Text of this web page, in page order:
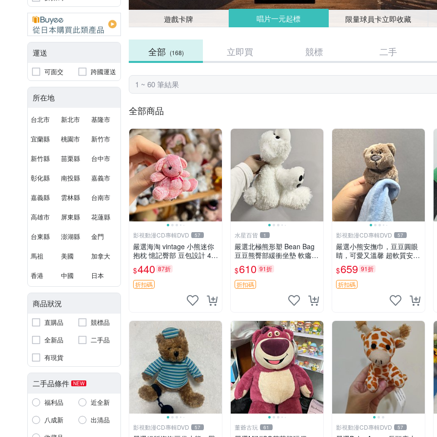
運送
可面交 跨國運送
所在地
台北市 新北市 基隆市
宜蘭縣 桃園市 新竹市
新竹縣 苗栗縣 台中市
彰化縣 南投縣 嘉義市
嘉義縣 雲林縣 台南市
高雄市 屏東縣 花蓮縣
台東縣 澎湖縣 金門
馬祖 美國 加拿大
香港 中國 日本
商品狀況
直購品
競標品
全新品
二手品
有現貨
二手品條件 NEW
福利品
近全新
八成新
出清品
遊戲卡牌 唱片一元起標 限量球員卡立即收藏
全部 (168) 立即買 競標 二手
1 ~ 60 筆結果
全部商品
影視動漫CD專輯DVD 57
嚴選海淘 vintage 小熊迷你
抱枕 憶記臀部 豆包設計 4c
m 高 推薦收藏 迷你豆包小
熊、高臀部、豆袋抱枕
$440 87折
折扣碼
水星百貨 1
嚴選北極熊形塑 Bean Bag
豆豆熊臀部緩衝坐墊 軟癟癟
舒壓設計 保暖又實用 適合
久坐放松 推薦居家使用 RU
SS系列 豆豆熊屁屁坐墊 3D
顆粒結構
$610 91折
折扣碼
影視動漫CD專輯DVD 57
嚴選小熊安撫巾，豆豆圓眼
睛，可愛又溫馨 超軟質安撫
巾，豆豆設計，哄睡好幫手
約克豆豆眼安撫巾 數碼豆豆
眼
$659 91折
折扣碼
影視動漫CD專輯DVD 57 董爺古玩 61 影視動漫CD專輯DVD 57